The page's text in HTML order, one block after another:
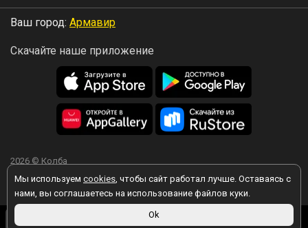
В корзину
Мы используем cookies, чтобы сайт работал лучше. Оставаясь с
нами, вы соглашаетесь на использование файлов куки.
Ok
Ваш город: Армавир
Скачайте наше приложение
2026 © Колба
Вы принимаете условия политики в отношении обработки
персональных данных